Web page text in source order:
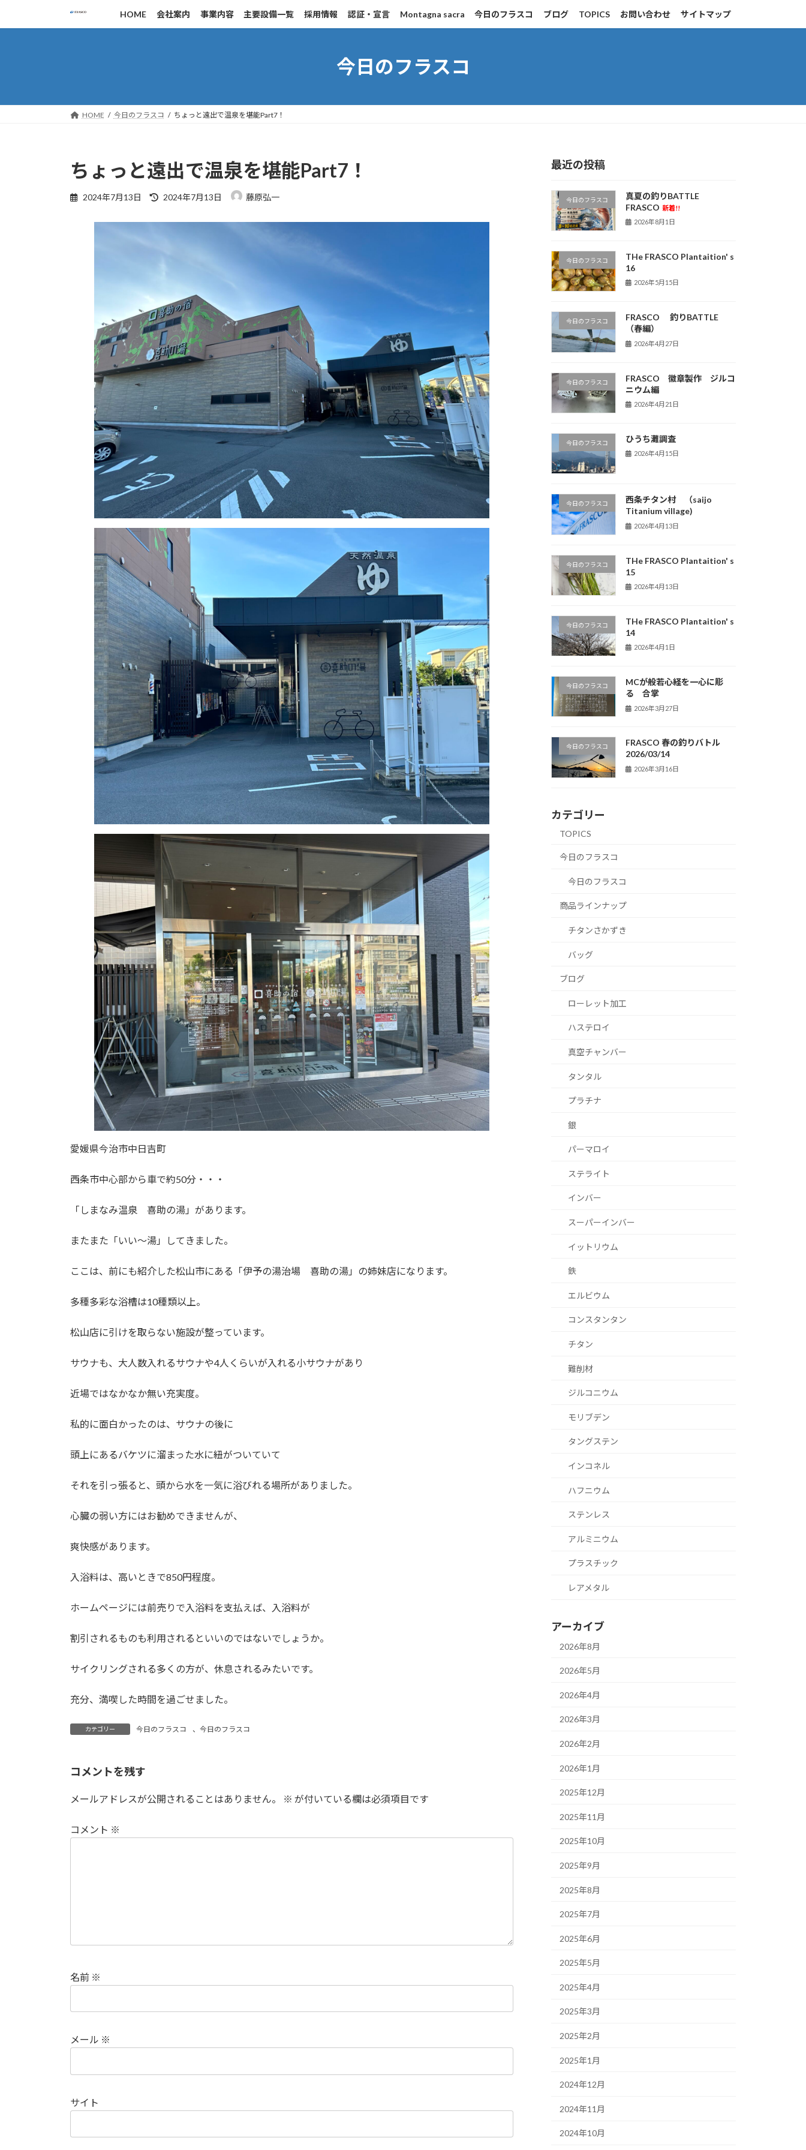
キ
に
HOME 会社案内 事業内容 主要設備一覧 採用情報 認証・宣言 Montagna sacra 今日のフラスコ ブログ TOPICS お問い合わせ サイトマップ
今日のフラスコ
HOME 今日のフラスコ ちょっと遠出で温泉を堪能Part7！
ちょっと遠出で温泉を堪能Part7！
2024年7月13日
最
2024年7月13日 藤原弘一
愛媛県今治市中日吉町
西条市中心部から車で約50分・・・
「しまなみ温泉 喜助の湯」があります。
またまた「いい～湯」してきました。
ここは、前にも紹介した松山市にある「伊予の湯治場 喜助の湯」の姉妹店になります。
多種多彩な浴槽は10種類以上。
松山店に引けを取らない施設が整っています。
サウナも、大人数入れるサウナや4人くらいが入れる小サウナがあり
近場ではなかなか無い充実度。
私的に面白かったのは、サウナの後に
頭上にあるバケツに溜まった水に紐がついていて
それを引っ張ると、頭から水を一気に浴びれる場所がありました。
心臓の弱い方にはお勧めできませんが、
爽快感があります。
入浴料は、高いときで850円程度。
ホームページには前売りで入浴料を支払えば、入浴料が
割引されるものも利用されるといいのではないでしょうか。
サイクリングされる多くの方が、休息されるみたいです。
充分、満喫した時間を過ごせました。
カテゴリー 今日のフラスコ 、 今日のフラスコ
コメントを残す
メールアドレスが公開されることはありません。 ※ が付いている欄は必須項目です
コメント ※
名前 ※
メール ※
サイト
最近の投稿
今日のフラスコ
真夏の釣りBATTLE
FRASCO 新着!!
2026年8月1日
今日のフラスコ
THe FRASCO Plantaition' s
16
2026年5月15日
今日のフラスコ
FRASCO 釣りBATTLE
（春編）
2026年4月27日
今日のフラスコ
FRASCO 徽章製作 ジルコ
ニウム編
2026年4月21日
今日のフラスコ ひうち灘調査
2026年4月15日
今日のフラスコ
西条チタン村 （saijo
Titanium village)
2026年4月13日
今日のフラスコ
THe FRASCO Plantaition' s
15
2026年4月13日
今日のフラスコ
THe FRASCO Plantaition' s
14
2026年4月1日
今日のフラスコ
MCが般若心経を一心に彫
る 合掌
2026年3月27日
今日のフラスコ
FRASCO 春の釣りバトル
2026/03/14
2026年3月16日
カテゴリー
TOPICS
今日のフラスコ
今日のフラスコ
商品ラインナップ
チタンさかずき
バッグ
ブログ
ローレット加工
ハステロイ
真空チャンバー
タンタル
プラチナ
銀
パーマロイ
ステライト
インバー
スーパーインバー
イットリウム
鉄
エルビウム
コンスタンタン
チタン
難削材
ジルコニウム
モリブデン
タングステン
インコネル
ハフニウム
ステンレス
アルミニウム
プラスチック
レアメタル
アーカイブ
2026年8月
2026年5月
2026年4月
2026年3月
2026年2月
2026年1月
2025年12月
2025年11月
2025年10月
2025年9月
2025年8月
2025年7月
2025年6月
2025年5月
2025年4月
2025年3月
2025年2月
2025年1月
2024年12月
2024年11月
2024年10月